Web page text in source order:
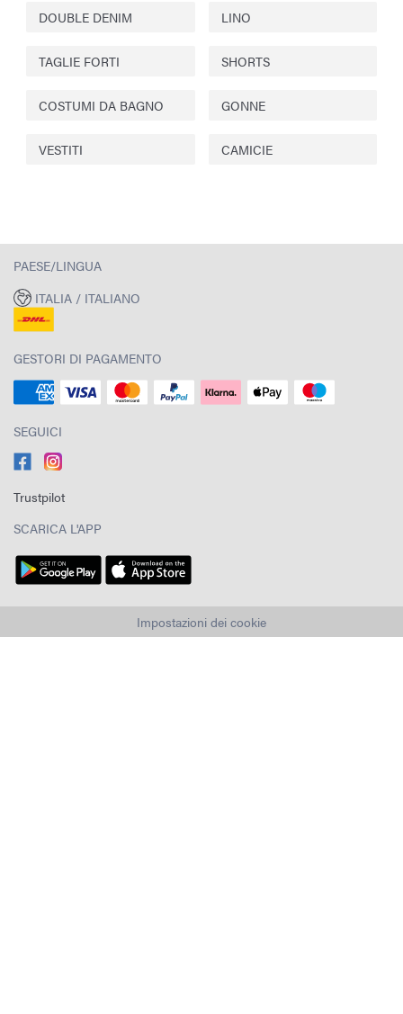
DOUBLE DENIM LINO
TAGLIE FORTI SHORTS
COSTUMI DA BAGNO GONNE
VESTITI CAMICIE
PAESE/LINGUA
ITALIA / ITALIANO
GESTORI DI PAGAMENTO
SEGUICI
Trustpilot
SCARICA L'APP
Impostazioni dei cookie